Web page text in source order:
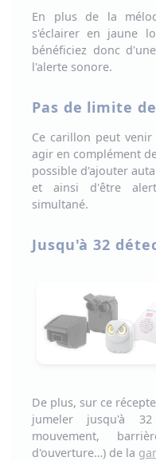
En plus de la
s'éclairer en jaune
bénéficiez donc
l'alerte sonore.
Pas de limite
Ce carillon peut
agir en complément
possible d'ajouter
et ainsi d'être
simultané.
Jusqu'à 32
De plus, sur ce
jumeler jusqu'à
mouvement,
d'ouverture…) de la